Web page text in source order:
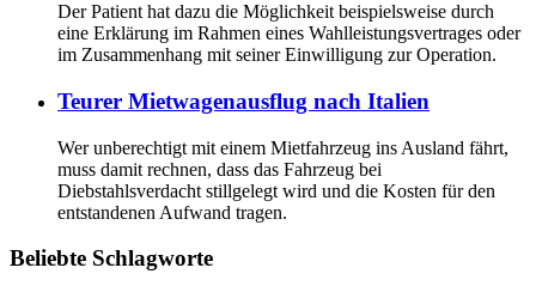
Der Patient hat dazu die Möglichkeit beispielsweise durch
eine Erklärung im Rahmen eines Wahlleistungsvertrages oder
im Zusammenhang mit seiner Einwilligung zur Operation.
Teurer Mietwagenausflug nach Italien
Wer unberechtigt mit einem Mietfahrzeug ins Ausland fährt,
muss damit rechnen, dass das Fahrzeug bei
Diebstahlsverdacht stillgelegt wird und die Kosten für den
entstandenen Aufwand tragen.
Beliebte Schlagworte